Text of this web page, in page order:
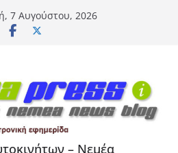
7 Αυγούστου, 2026
– Νεμέα